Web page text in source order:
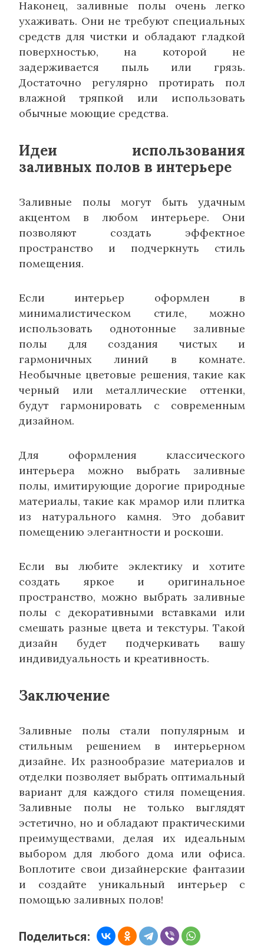
Наконец, заливные полы очень легко
ухаживать. Они не требуют специальных
средств для чистки и обладают гладкой
поверхностью, на которой не
задерживается пыль или грязь.
Достаточно регулярно протирать пол
влажной тряпкой или использовать
обычные моющие средства.
Идеи использования
заливных полов в интерьере
Заливные полы могут быть удачным
акцентом в любом интерьере. Они
позволяют создать эффектное
пространство и подчеркнуть стиль
помещения.
Если интерьер оформлен в
минималистическом стиле, можно
использовать однотонные заливные
полы для создания чистых и
гармоничных линий в комнате.
Необычные цветовые решения, такие как
черный или металлические оттенки,
будут гармонировать с современным
дизайном.
Для оформления классического
интерьера можно выбрать заливные
полы, имитирующие дорогие природные
материалы, такие как мрамор или плитка
из натурального камня. Это добавит
помещению элегантности и роскоши.
Если вы любите эклектику и хотите
создать яркое и оригинальное
пространство, можно выбрать заливные
полы с декоративными вставками или
смешать разные цвета и текстуры. Такой
дизайн будет подчеркивать вашу
индивидуальность и креативность.
Заключение
Заливные полы стали популярным и
стильным решением в интерьерном
дизайне. Их разнообразие материалов и
отделки позволяет выбрать оптимальный
вариант для каждого стиля помещения.
Заливные полы не только выглядят
эстетично, но и обладают практическими
преимуществами, делая их идеальным
выбором для любого дома или офиса.
Воплотите свои дизайнерские фантазии
и создайте уникальный интерьер с
помощью заливных полов!
Поделиться: